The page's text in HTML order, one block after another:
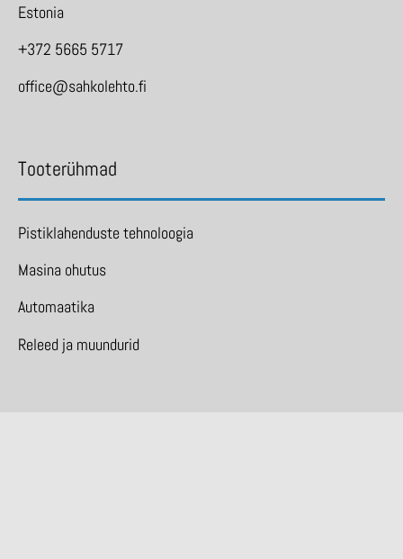
Estonia
+372 5665 5717
office@sahkolehto.fi
Tooterühmad
Pistiklahenduste tehnoloogia
Masina ohutus
Automaatika
Releed ja muundurid